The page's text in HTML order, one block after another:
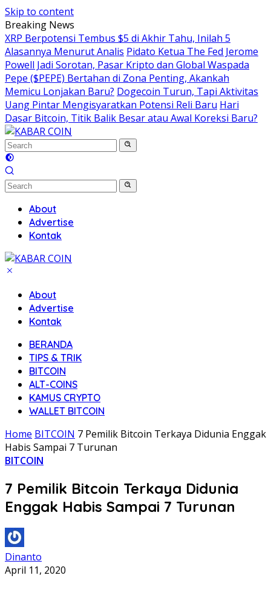
Skip to content
Breaking News
XRP Berpotensi Tembus $5 di Akhir Tahu, Inilah 5
Alasannya Menurut Analis Pidato Ketua The Fed Jerome
Powell Jadi Sorotan, Pasar Kripto dan Global Waspada
Pepe ($PEPE) Bertahan di Zona Penting, Akankah
Memicu Lonjakan Baru? Dogecoin Turun, Tapi Aktivitas
Uang Pintar Mengisyaratkan Potensi Reli Baru Hari
Dasar Bitcoin, Titik Balik Besar atau Awal Koreksi Baru?
About
Advertise
Kontak
About
Advertise
Kontak
BERANDA
TIPS & TRIK
BITCOIN
ALT-COINS
KAMUS CRYPTO
WALLET BITCOIN
Home BITCOIN 7 Pemilik Bitcoin Terkaya Didunia Enggak
Habis Sampai 7 Turunan
BITCOIN
7 Pemilik Bitcoin Terkaya Didunia
Enggak Habis Sampai 7 Turunan
Dinanto
April 11, 2020